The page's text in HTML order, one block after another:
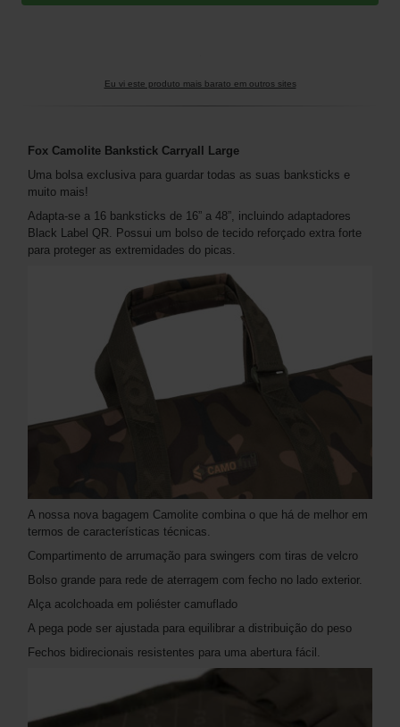
Eu vi este produto mais barato em outros sites
Fox Camolite Bankstick Carryall Large
Uma bolsa exclusiva para guardar todas as suas banksticks e
muito mais!
Adapta-se a 16 banksticks de 16” a 48”, incluindo adaptadores
Black Label QR. Possui um bolso de tecido reforçado extra forte
para proteger as extremidades do picas.
A nossa nova bagagem Camolite combina o que há de melhor em
termos de características técnicas.
Compartimento de arrumação para swingers com tiras de velcro
Bolso grande para rede de aterragem com fecho no lado exterior.
Alça acolchoada em poliéster camuflado
A pega pode ser ajustada para equilibrar a distribuição do peso
Fechos bidirecionais resistentes para uma abertura fácil.